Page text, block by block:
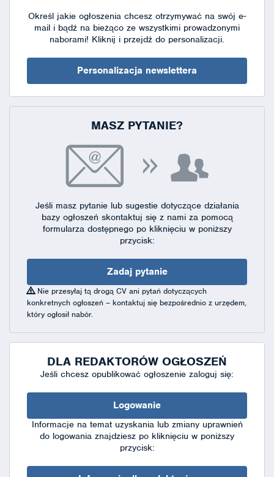
Określ jakie ogłoszenia chcesz otrzymywać na swój e-
mail i bądź na bieżąco ze wszystkimi prowadzonymi
naborami! Kliknij i przejdź do personalizacji.
Personalizacja newslettera
MASZ PYTANIE?
Jeśli masz pytanie lub sugestie dotyczące działania
bazy ogłoszeń skontaktuj się z nami za pomocą
formularza dostępnegopo kliknięciu w poniższy
przycisk:
Zadaj pytanie
Nie przesyłaj tą drogą CV ani pytań dotyczących
konkretnych ogłoszeń – kontaktuj się bezpośrednio z urzędem,
który ogłosił nabór.
DLA REDAKTORÓW OGŁOSZEŃ
Jeśli chcesz opublikować ogłoszenie zaloguj się:
Logowanie
Informacje na temat uzyskania lub zmiany uprawnień
do logowania znajdziesz po kliknięciu w poniższy
przycisk: